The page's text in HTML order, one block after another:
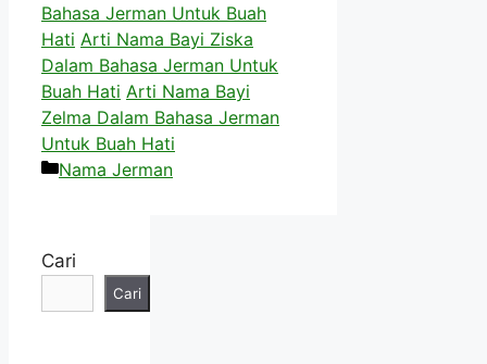
Bahasa Jerman Untuk Buah
Hati Arti Nama Bayi Ziska
Dalam Bahasa Jerman Untuk
Buah Hati Arti Nama Bayi
Zelma Dalam Bahasa Jerman
Untuk Buah Hati
Kategori
Nama Jerman
Cari
Cari